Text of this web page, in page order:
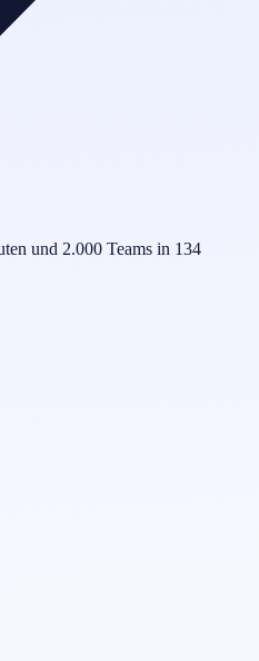
und 2.000 Teams in 134